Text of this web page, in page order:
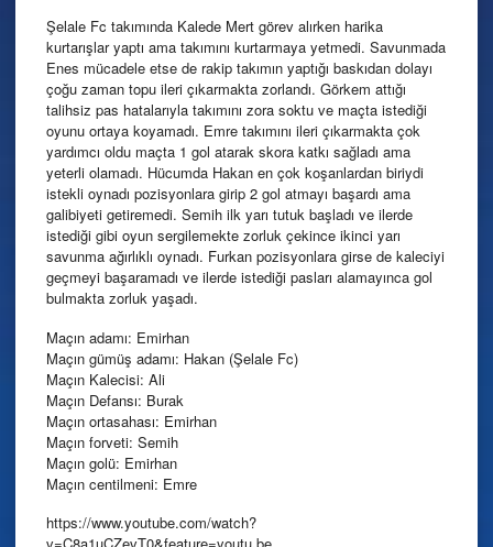
Şelale Fc takımında Kalede Mert görev alırken harika
kurtarışlar yaptı ama takımını kurtarmaya yetmedi. Savunmada
Enes mücadele etse de rakip takımın yaptığı baskıdan dolayı
çoğu zaman topu ileri çıkarmakta zorlandı. Görkem attığı
talihsiz pas hatalarıyla takımını zora soktu ve maçta istediği
oyunu ortaya koyamadı. Emre takımını ileri çıkarmakta çok
yardımcı oldu maçta 1 gol atarak skora katkı sağladı ama
yeterli olamadı. Hücumda Hakan en çok koşanlardan biriydi
istekli oynadı pozisyonlara girip 2 gol atmayı başardı ama
galibiyeti getiremedi. Semih ilk yarı tutuk başladı ve ilerde
istediği gibi oyun sergilemekte zorluk çekince ikinci yarı
savunma ağırlıklı oynadı. Furkan pozisyonlara girse de kaleciyi
geçmeyi başaramadı ve ilerde istediği pasları alamayınca gol
bulmakta zorluk yaşadı.
Maçın adamı: Emirhan
Maçın gümüş adamı: Hakan (Şelale Fc)
Maçın Kalecisi: Ali
Maçın Defansı: Burak
Maçın ortasahası: Emirhan
Maçın forveti: Semih
Maçın golü: Emirhan
Maçın centilmeni: Emre
https://www.youtube.com/watch?